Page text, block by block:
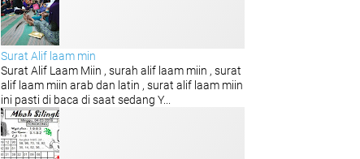
Surat Alif laam min
Surat Alif Laam Miin , surah alif laam miin , surat
alif laam miin arab dan latin , surat alif laam miin
ini pasti di baca di saat sedang Y...